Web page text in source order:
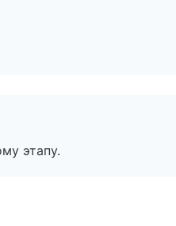
этапу.